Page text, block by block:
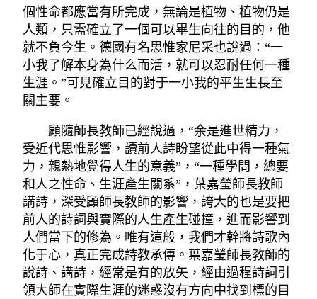
個性命都應當有所完成，無論是植物、植物仍是
人類，只需確立了一個可以畢生向往的目的，他
就不負今生。德國有名思惟家尼采也說過：“一
小我了解本身為什么而活，就可以忍耐任何一種
生涯。”可見確立目的對于一小我的平生生長至
關主要。
顧隨師長教師已經說過，“余是進世精力，
受近代思惟影響，讀前人詩盼望從此中得一種氣
力，親熱地覺得人生的意義”，“一種學問，總要
和人之性命、生涯產生關系”，葉嘉瑩師長教師
講詩，深受顧師長教師的影響，誇大的也是要把
前人的詩詞與實際的人生產生碰撞，進而影響到
人們當下的修為。唯有這般，我們才幹將詩歌內
化于心，真正完成詩教承傳。葉嘉瑩師長教師的
說詩、講詩，經常是有的放矢，經由過程詩詞引
領大師在實際生涯的迷惑沒有方向中找到標的目